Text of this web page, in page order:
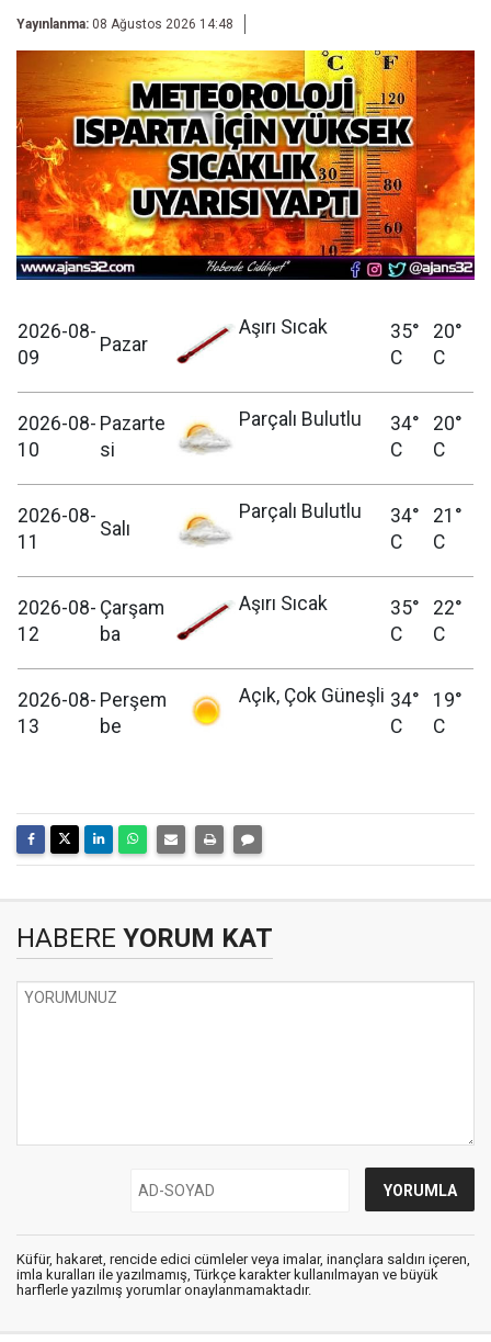
Yayınlanma: 08 Ağustos 2026 14:48
2026-08-
09
Pazar
Aşırı Sıcak
35°
C
20°
C
2026-08-
10
Pazarte
si
Parçalı Bulutlu
34°
C
20°
C
2026-08-
11
Salı
Parçalı Bulutlu
34°
C
21°
C
2026-08-
12
Çarşam
ba
Aşırı Sıcak
35°
C
22°
C
2026-08-
13
Perşem
be
Açık, Çok Güneşli 34°
C
19°
C
HABERE YORUM KAT
Küfür, hakaret, rencide edici cümleler veya imalar, inançlara saldırı içeren,
imla kuralları ile yazılmamış, Türkçe karakter kullanılmayan ve büyük
harflerle yazılmış yorumlar onaylanmamaktadır.